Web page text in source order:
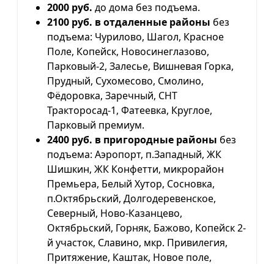
2000 руб. до дома без подъема.
2100 руб. в отдаленные районы без
подъема: Чурилово, Шагол, Красное
Поле, Копейск, Новосинеглазово,
Парковый-2, Залесье, Вишневая Горка,
Прудный, Сухомесово, Смолино,
Фёдоровка, Заречный, СНТ
Тракторосад-1, Фатеевка, Круглое,
Парковый премиум.
2400 руб. в пригородные районы без
подъема: Аэропорт, п.Западный, ЖК
Шишкин, ЖК Конфетти, микрорайон
Премьера, Белый Хутор, Сосновка,
п.Октябрьский, Долгодеревенское,
Северный, Ново-Казанцево,
Октябрьский, Горняк, Бажово, Копейск 2-
й участок, Славино, мкр. Привилегия,
Притяжение, Каштак, Новое поле,